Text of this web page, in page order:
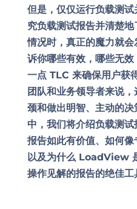
但是，仅仅运行负载测
究负载测试报告并清楚
情况时，真正的魔力就
诉你哪些有效，哪些无
一点 TLC 来确保用户获
团队和业务领导者来说
颈和做出明智、主动的
中，我们将介绍负载测
报告如此有价值、如何像
以及为什么 LoadView
操作见解的报告的绝佳工